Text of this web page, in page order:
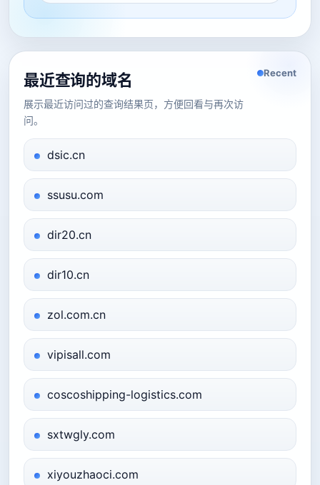
最近查询的域名
展示最近访问过的查询结果页，方便回看与再次访
问。
Recent
dsic.cn
ssusu.com
dir20.cn
dir10.cn
zol.com.cn
vipisall.com
coscoshipping-logistics.com
sxtwgly.com
xiyouzhaoci.com